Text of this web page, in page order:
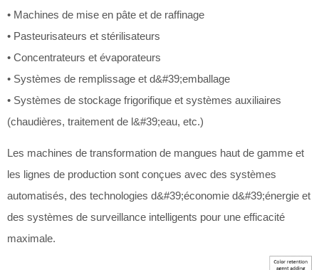
• Machines de mise en pâte et de raffinage
• Pasteurisateurs et stérilisateurs
• Concentrateurs et évaporateurs
• Systèmes de remplissage et d&#39;emballage
• Systèmes de stockage frigorifique et systèmes auxiliaires
(chaudières, traitement de l&#39;eau, etc.)
Les machines de transformation de mangues haut de gamme et
les lignes de production sont conçues avec des systèmes
automatisés, des technologies d&#39;économie d&#39;énergie et
des systèmes de surveillance intelligents pour une efficacité
maximale.